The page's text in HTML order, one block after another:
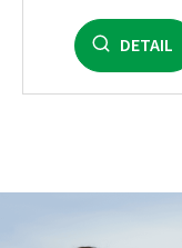
DETAIL